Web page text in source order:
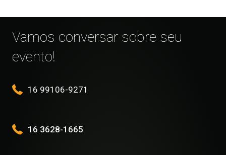
Vamos conversar sobre seu
evento!
16 99106-9271
16 3628-1665